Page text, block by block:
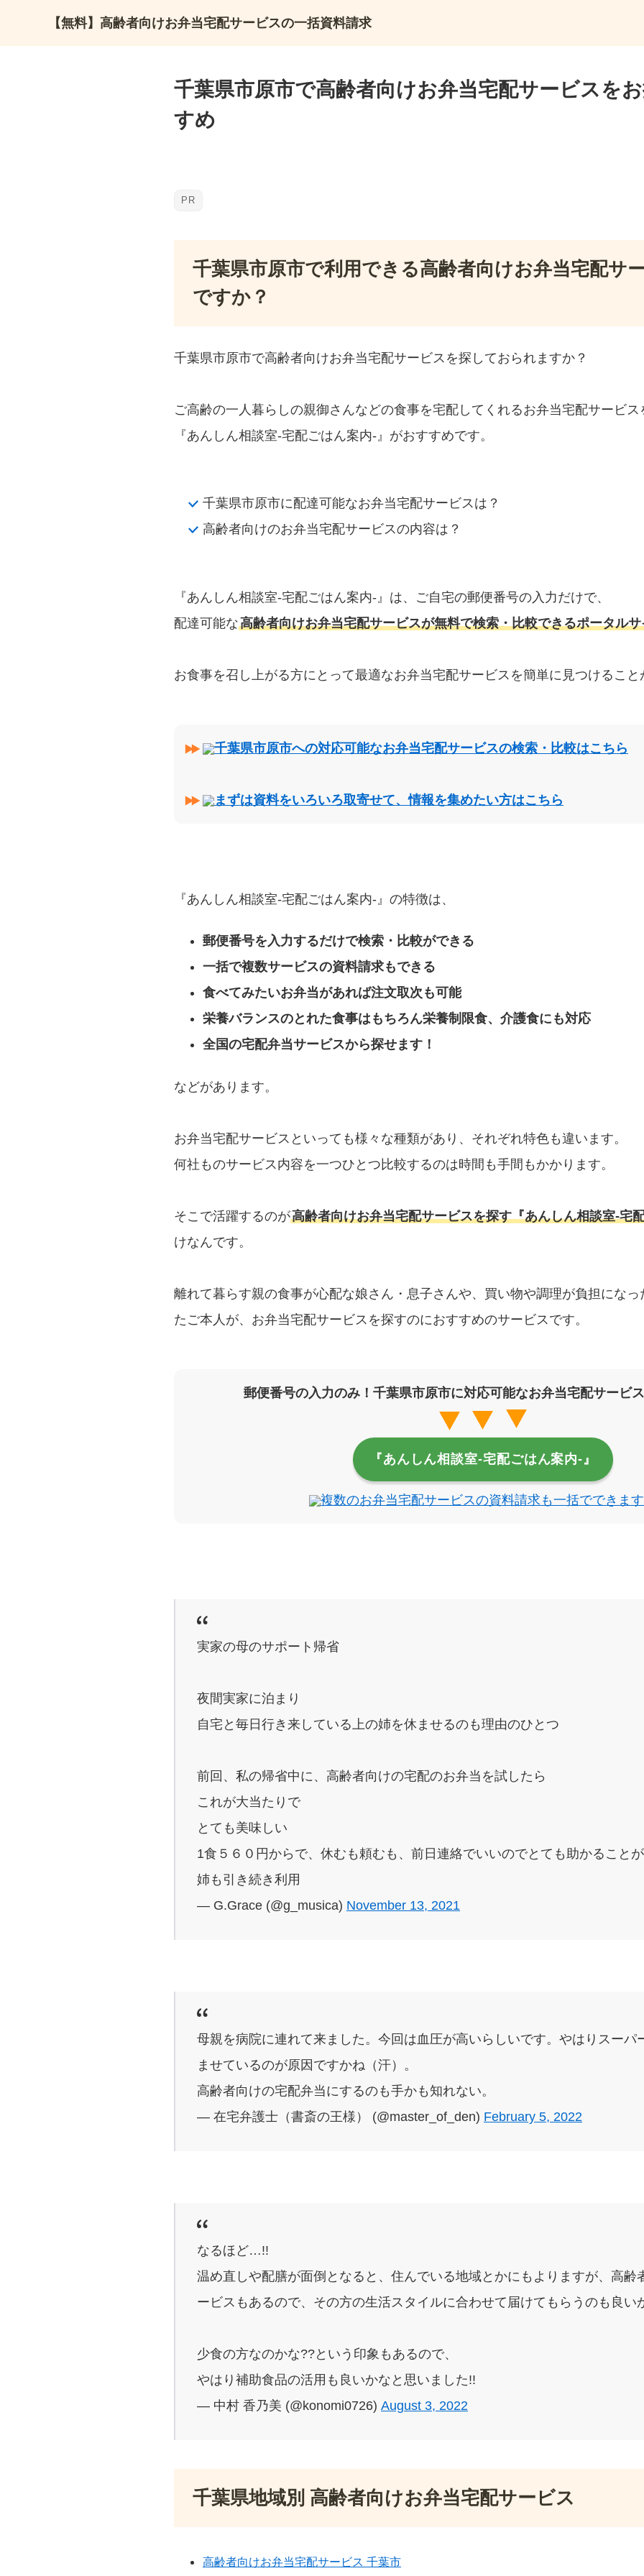
【無料】高齢者向けお弁当宅配サービスの一括資料請求
千葉県市原市で高齢者向けお弁当宅配サービスを
すめ
千葉県市原市で利用できる高齢者向けお弁当宅配サ
ですか？
千葉県市原市で高齢者向けお弁当宅配サービスを探しておられますか？
ご高齢の一人暮らしの親御さんなどの食事を宅配してくれるお弁当宅配サービス
『あんしん相談室‐宅配ごはん案内‐』がおすすめです。
千葉県市原市に配達可能なお弁当宅配サービスは？
高齢者向けのお弁当宅配サービスの内容は？
『あんしん相談室‐宅配ごはん案内‐』は、ご自宅の郵便番号の入力だけで、
配達可能な高齢者向けお弁当宅配サービスが無料で検索・比較できるポータル
お食事を召し上がる方にとって最適なお弁当宅配サービスを簡単に見つけること
千葉県市原市への対応可能なお弁当宅配サービスの検索・比較はこちら
まずは資料をいろいろ取寄せて、情報を集めたい方はこちら
『あんしん相談室‐宅配ごはん案内‐』の特徴は、
郵便番号を入力するだけで検索・比較ができる
一括で複数サービスの資料請求もできる
食べてみたいお弁当があれば注文取次も可能
栄養バランスのとれた食事はもちろん栄養制限食、介護食にも対応
全国の宅配弁当サービスから探せます！
などがあります。
お弁当宅配サービスといっても様々な種類があり、それぞれ特色も違います。
何社ものサービス内容を一つひとつ比較するのは時間も手間もかかります。
そこで活躍するのが高齢者向けお弁当宅配サービスを探す『あんしん相談室‐宅
けなんです。
離れて暮らす親の食事が心配な娘さん・息子さんや、買い物や調理が負担になっ
たご本人が、お弁当宅配サービスを探すのにおすすめのサービスです。
郵便番号の入力のみ！千葉県市原市に対応可能なお弁当宅配サービ
『あんしん相談室‐宅配ごはん案内‐』
複数のお弁当宅配サービスの資料請求も一括でできます
実家の母のサポート帰省
夜間実家に泊まり
自宅と毎日行き来している上の姉を休ませるのも理由のひとつ
前回、私の帰省中に、高齢者向けの宅配のお弁当を試したら
これが大当たりで
とても美味しい
1食５６０円からで、休むも頼むも、前日連絡でいいのでとても助かること
姉も引き続き利用
— G.Grace (@g_musica) November 13, 2021
母親を病院に連れて来ました。今回は血圧が高いらしいです。やはりスーパ
ませているのが原因ですかね（汗）。
高齢者向けの宅配弁当にするのも手かも知れない。
— 在宅弁護士（書斎の王様） (@master_of_den) February 5, 2022
なるほど…!!
温め直しや配膳が面倒となると、住んでいる地域とかにもよりますが、高齢
ービスもあるので、その方の生活スタイルに合わせて届けてもらうのも良い
少食の方なのかな??という印象もあるので、
やはり補助食品の活用も良いかなと思いました!!
— 中村 香乃美 (@konomi0726) August 3, 2022
千葉県地域別 高齢者向けお弁当宅配サービス
高齢者向けお弁当宅配サービス 千葉市